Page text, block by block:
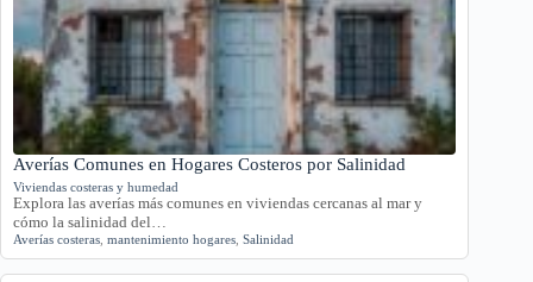
Averías Comunes en Hogares Costeros por Salinidad
Viviendas costeras y humedad
Explora las averías más comunes en viviendas cercanas al mar y
cómo la salinidad del…
Averías costeras mantenimiento hogares Salinidad